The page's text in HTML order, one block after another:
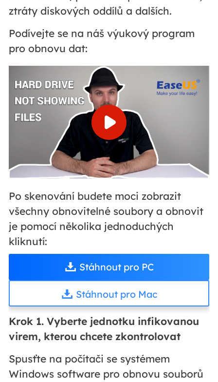
ztráty diskových oddílů a dalších.
Podívejte se na náš výukový program
pro obnovu dat:
Po skenování budete moci zobrazit
všechny obnovitelné soubory a obnovit
je pomocí několika jednoduchých
kliknutí:
Stáhnout pro PC
Stáhnout pro Mac
Krok 1. Vyberte jednotku infikovanou
virem, kterou chcete zkontrolovat
Spusťte na počítači se systémem
Windows software pro obnovu souborů